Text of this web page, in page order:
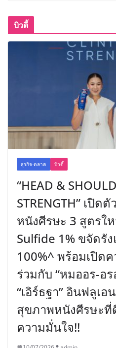
บิวตี้
ธุรกิจ-ตลาด บิวตี้
“HEAD &
STRENGTH” เปิด
หนังศีรษะ 3 สูตรใ
Sulfide 1% ขจัดรั
100%^ พร้อมเปิด
ร่วมกับ “หมออร-อร
“เอิร์ธฐา” อินฟลู
สุขภาพหนังศีรษะที่
ความมั่นใจ!!